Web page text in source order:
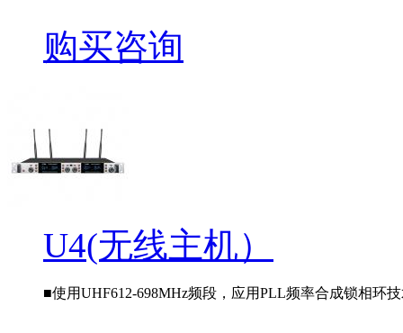
购买咨询
U4(无线主机）
■使用UHF612-698MHz频段，应用PLL频率合成锁相环